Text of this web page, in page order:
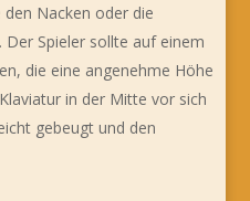
Nacken oder die
Spieler sollte auf einem
die eine angenehme Höhe
in der Mitte vor sich
gebeugt und den